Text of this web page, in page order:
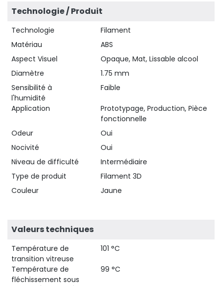
Technologie / Produit
Technologie
Filament
Matériau
ABS
Aspect Visuel
Opaque, Mat, Lissable alcool
Diamètre
1.75 mm
Sensibilité à
l'humidité
Faible
Application
Prototypage, Production, Pièce
fonctionnelle
Odeur
Oui
Nocivité
Oui
Niveau de difficulté
Intermédiaire
Type de produit
Filament 3D
Couleur
Jaune
Valeurs techniques
Température de
transition vitreuse
101 °C
Température de
fléchissement sous
99 °C